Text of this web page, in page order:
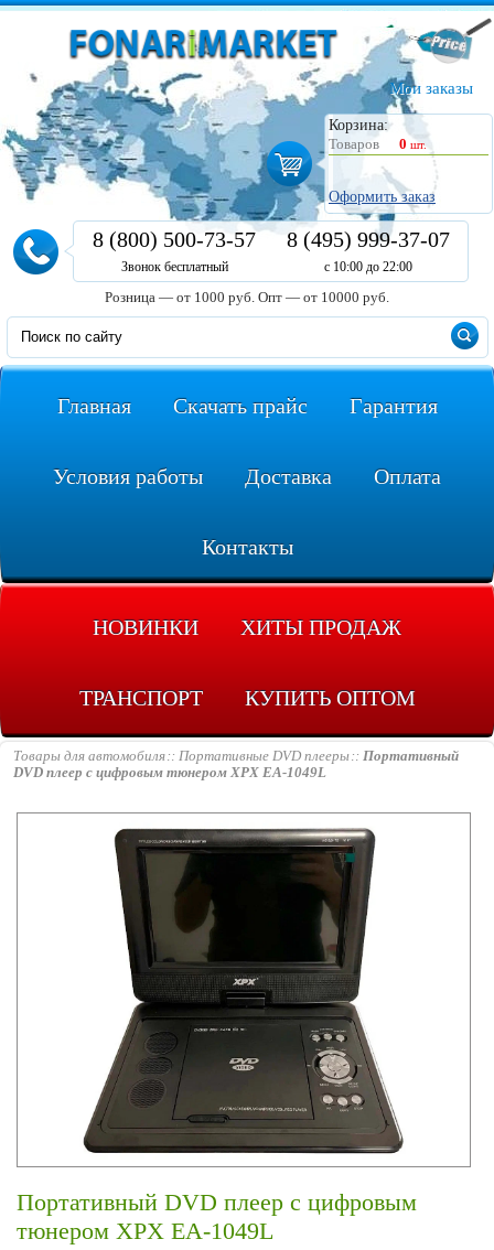
Мои заказы
Корзина:
Товаров
0 шт.
Оформить заказ
8 (800) 500-73-57
Звонок бесплатный
8 (495) 999-37-07
с 10:00 до 22:00
Розница — от 1000 руб. Опт — от 10000 руб.
Главная Скачать прайс Гарантия
Условия работы Доставка Оплата
Контакты
НОВИНКИ ХИТЫ ПРОДАЖ
ТРАНСПОРТ КУПИТЬ ОПТОМ
Товары для автомобиля Портативные DVD плееры
Портативный
DVD плеер c цифровым тюнером XPX EA-1049L
Портативный DVD плеер c цифровым
тюнером XPX EA-1049L